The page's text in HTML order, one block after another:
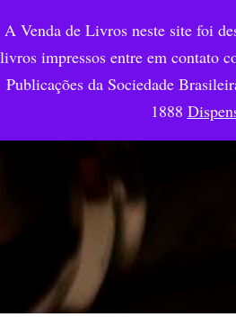
A Venda de Livros neste site foi
livros impressos entre em contato
Publicações da Sociedade
1888